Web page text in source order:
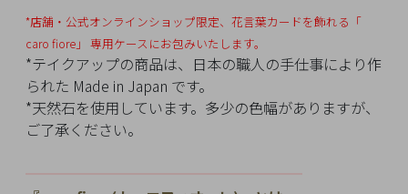
*店舗・公式オンラインショップ限定、花言葉カードを飾れる「
caro fiore」 専用ケースにお包みいたします。
*テイクアップの商品は、日本の職人の手仕事により作
られた Made in Japan です。
*天然石を使用しています。多少の色幅がありますが、
ご了承ください。
ア
イ
テ
ム
近